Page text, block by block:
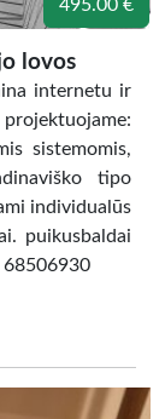
495.00 €
lovos
internetu ir
sistemomis,
tipo
individualūs
puikusbaldai
68506930